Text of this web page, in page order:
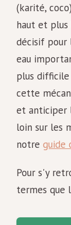
(karité,
haut et
décisif pour
eau
plus difficile
cette
et anticiper
loin sur les
notre guide
Pour s'y
termes que